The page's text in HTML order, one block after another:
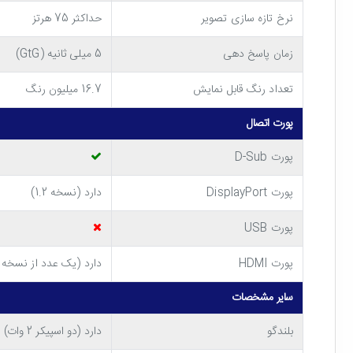
استاندارد استفاده کرد.
طراحی بدون قاب (Frameless)
از لحاظ طراحی ظاهریمانیتور تخت ایسوس VA24DQ
فریم اطراف صفحه نمایش آن در سه سمت بسیار باریک است.
مناسب کرده است. چرا که در صورت قرار گرفتن دو عدد از
نرخ تازه سازی تصویر
حداکثر 75 هرتز
زمان پاسخ دهی
5 میلی ثانیه (GtG)
تعداد رنگ قابل نمایش
16.7 میلیون رنگ
پورت اتصال
پورت D-Sub
پورت DisplayPort
دارد (نسخه 1.2)
پورت USB
پورت HDMI
دارد (یک عدد از نسخه 1.4)
سایر مشخصات
بلندگو
دارد (دو اسپیکر 2 وات)